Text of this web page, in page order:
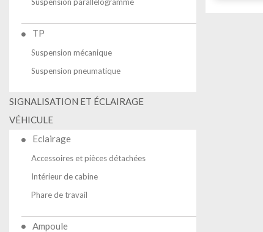
TP
Suspension mécanique
Suspension pneumatique
SIGNALISATION ET ÉCLAIRAGE
VÉHICULE
Eclairage
Accessoires et pièces détachées
Intérieur de cabine
Phare de travail
Ampoule